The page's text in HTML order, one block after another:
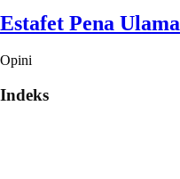
Estafet Pena Ulama
Opini
Indeks